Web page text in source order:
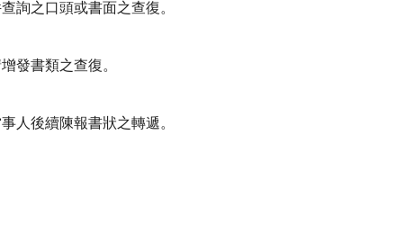
詢之口頭或書面之查復。
發書類之查復。
人後續陳報書狀之轉遞。